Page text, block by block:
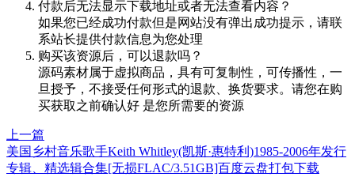
付款后无法显示下载地址或者无法查看内容？
如果您已经成功付款但是网站没有弹出成功提示，请联
系站长提供付款信息为您处理
购买该资源后，可以退款吗？
源码素材属于虚拟商品，具有可复制性，可传播性，一
旦授予，不接受任何形式的退款、换货要求。请您在购
买获取之前确认好 是您所需要的资源
上一篇
美国乡村音乐歌手Keith Whitley(凯斯·惠特利)1985-2006年发行
专辑、精选辑合集[无损FLAC/3.51GB]百度云盘打包下载